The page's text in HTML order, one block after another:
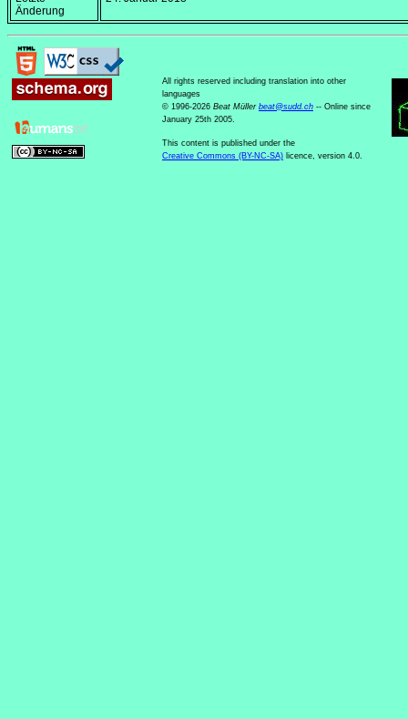
Änderung
All rights reserved including translation into other
languages
© 1996-2026 Beat Müller beat@sudd.ch -- Online since
January 25th 2005.
This content is published under the
Creative Commons (BY-NC-SA) licence, version 4.0.